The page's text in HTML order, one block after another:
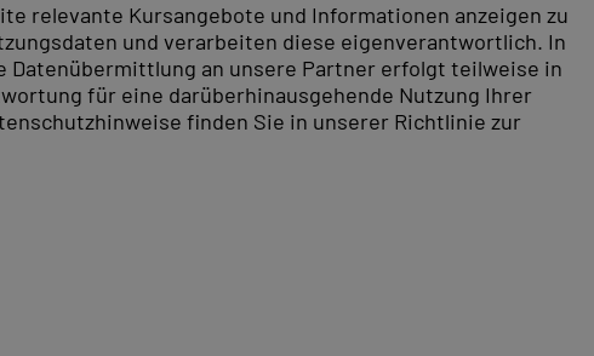
relevante Kursangebote und Informationen anzeigen zu
und verarbeiten diese eigenverantwortlich. In
Datenübermittlung an unsere Partner erfolgt teilweise in
für eine darüberhinausgehende Nutzung Ihrer
finden Sie in unserer Richtlinie zur